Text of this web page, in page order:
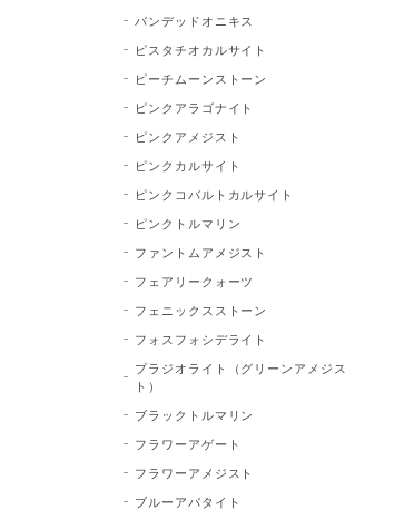
バンデッドオニキス
ピスタチオカルサイト
ピーチムーンストーン
ピンクアラゴナイト
ピンクアメジスト
ピンクカルサイト
ピンクコバルトカルサイト
ピンクトルマリン
ファントムアメジスト
フェアリークォーツ
フェニックスストーン
フォスフォシデライト
プラジオライト（グリーンアメジス
ト）
ブラックトルマリン
フラワーアゲート
フラワーアメジスト
ブルーアパタイト